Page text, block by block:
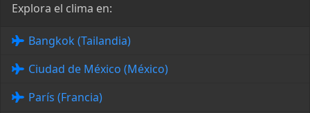
Explora el clima en:
Bangkok (Tailandia)
Ciudad de México (México)
París (Francia)